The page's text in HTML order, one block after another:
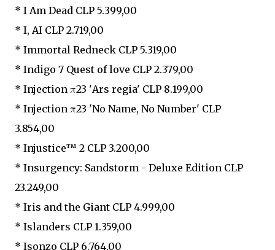
* I Am Dead CLP 5.399,00
* I, AI CLP 2.719,00
* Immortal Redneck CLP 5.319,00
* Indigo 7 Quest of love CLP 2.379,00
* Injection π23 'Ars regia' CLP 8.199,00
* Injection π23 'No Name, No Number' CLP
3.854,00
* Injustice™ 2 CLP 3.200,00
* Insurgency: Sandstorm - Deluxe Edition CLP
23.249,00
* Iris and the Giant CLP 4.999,00
* Islanders CLP 1.359,00
* Isonzo CLP 6.764,00